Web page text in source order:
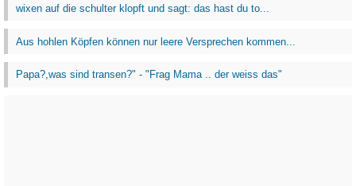
wixen auf die schulter klopft und sagt: das hast du to...
Aus hohlen Köpfen können nur leere Versprechen kommen...
Papa?,was sind transen?" - "Frag Mama .. der weiss das"